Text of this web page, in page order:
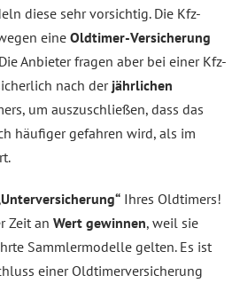
diese sehr vorsichtig. Die Kfz-
eine Oldtimer-Versicherung
Anbieter fragen aber bei einer Kfz-
nach der jährlichen
um auszuschließen, dass das
häufiger gefahren wird, als im
Ihres Oldtimers!
Zeit an Wert gewinnen, weil sie
Sammlermodelle gelten. Es ist
einer Oldtimerversicherung